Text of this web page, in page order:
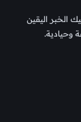
الخبر اليقين
وحيادية.